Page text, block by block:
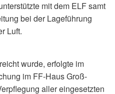
mit dem ELF samt
bei der Lageführung
Luft.
wurde, erfolgte im
im FF-Haus Groß-
aller eingesetzten